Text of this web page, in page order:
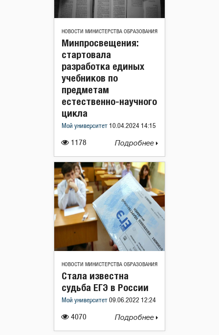
НОВОСТИ МИНИСТЕРСТВА ОБРАЗОВАНИЯ
1178
Минпросвещения:
стартовала
разработка единых
учебников по
предметам
естественно-научного
цикла
Мой университет 10.04.2024 14:15
Подробнее
НОВОСТИ МИНИСТЕРСТВА ОБРАЗОВАНИЯ
4070
Стала известна
судьба ЕГЭ в России
Мой университет 09.06.2022 12:24
Подробнее